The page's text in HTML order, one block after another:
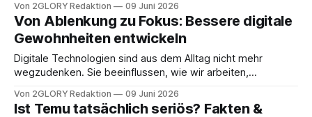
zeitlose Anziehungskraft ausüben, der sich kaum jemand
entziehen kann. Rubine, Saphire, Smaragde und Diamanten
verkörpern Seltenheit, Schönheit und eine langfristige
Wertbeständigkeit. Während Aktienmärkte schwanken und
Immobilienpreise stark variieren, werden farbige
Von 2GLORY Redaktion 09 Juni 2026
Von Ablenkung zu Fokus: Bessere digitale
Gewohnheiten entwickeln
Digitale Technologien sind aus dem Alltag nicht mehr
wegzudenken. Sie beeinflussen, wie wir arbeiten,
ständige Verfügbarkeit schafft zwar viele Möglichkeiten,
bringt aber auch eine Herausforderung mit sich, die immer
Von 2GLORY Redaktion 09 Juni 2026
Ist Temu tatsächlich seriös? Fakten &